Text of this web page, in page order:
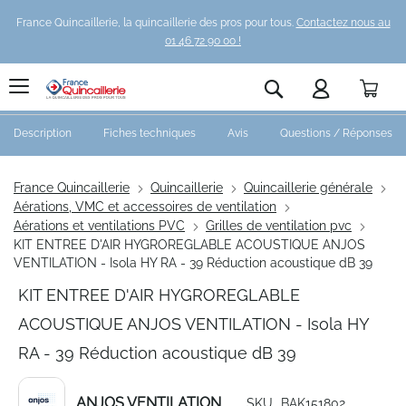
France Quincaillerie, la quincaillerie des pros pour tous. Contactez nous au
01 46 72 90 00 !
Rechercher
France Quincaillerie Quincaillerie
Quincaillerie générale
Aérations, VMC et accessoires de ventilation
Aérations et ventilations PVC
Grilles de ventilation pvc
KIT ENTREE D'AIR HYGROREGLABLE ACOUSTIQUE ANJOS
VENTILATION - Isola HY RA - 39 Réduction acoustique dB 39
KIT ENTREE D'AIR HYGROREGLABLE
ACOUSTIQUE ANJOS VENTILATION - Isola HY
RA - 39 Réduction acoustique dB 39
Description Fiches techniques Avis Questions / Réponses